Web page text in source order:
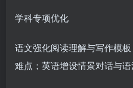
学科专项优化‌
语文强化阅读理解与写作模
难点；英语增设情景对话与语